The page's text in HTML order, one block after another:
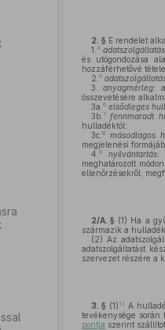
2. § E rendelet
1. 4
és utógondozása
hozzáférhetővé
2. 5
3.
anyagmérleg:
összevetésére
3a. 6 elsődleges
3b. 7 fennmaradt
hulladéktól;
3c. 8 másodlagos
megjelenési
4. 9 nyilvántartás:
meghatározott
ellenőrzésekről,
2/A. § (1) Ha a
származik a
(2) Az
adatszolgáltatást
szervezet részére a
3. § (1) 11 A
tevékenysége
pontja szerint